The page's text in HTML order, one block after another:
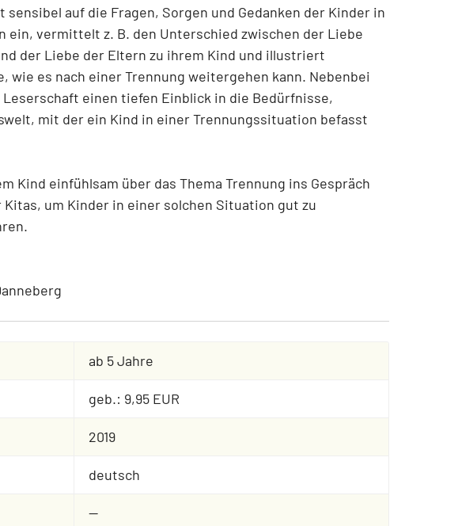
sensibel auf die Fragen, Sorgen und Gedanken der Kinder in
ein, vermittelt z. B. den Unterschied zwischen der Liebe
der Liebe der Eltern zu ihrem Kind und illustriert
wie es nach einer Trennung weitergehen kann. Nebenbei
einen tiefen Einblick in die Bedürfnisse,
mit der ein Kind in einer Trennungssituation befasst
Kind einfühlsam über das Thema Trennung ins Gespräch
um Kinder in einer solchen Situation gut zu
ab 5 Jahre
geb.: 9,95 EUR
2019
deutsch
--